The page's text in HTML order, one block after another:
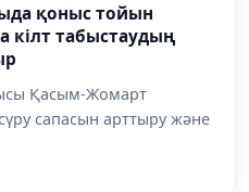
қоныс тойын
кілт табыстаудың
Қасым-Жомарт
сапасын арттыру және